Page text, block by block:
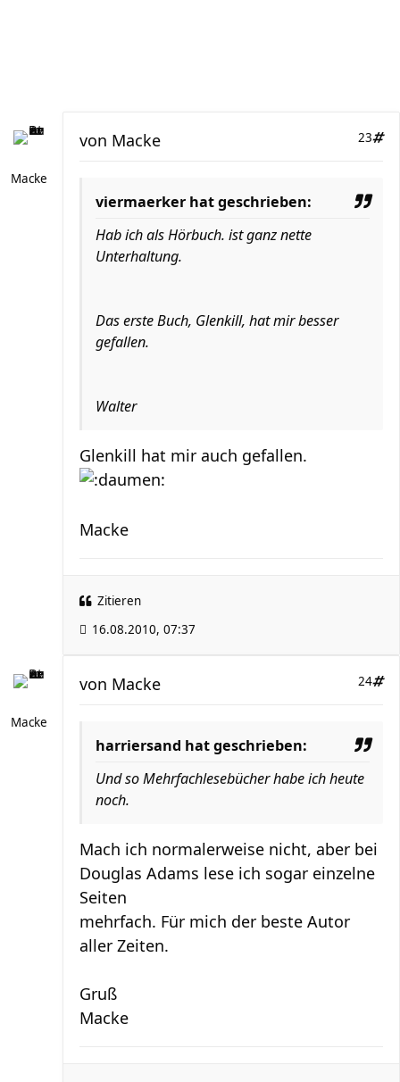
Macke
23
von Macke
viermaerker hat geschrieben:
Hab ich als Hörbuch. ist ganz nette
Unterhaltung.
Das erste Buch, Glenkill, hat mir besser
gefallen.
Walter
Glenkill hat mir auch gefallen.
Macke
Zitieren
16.08.2010, 07:37
Macke
24
von Macke
harriersand hat geschrieben:
Und so Mehrfachlesebücher habe ich heute
noch.
Mach ich normalerweise nicht, aber bei
Douglas Adams lese ich sogar einzelne
Seiten
mehrfach. Für mich der beste Autor
aller Zeiten.
Gruß
Macke